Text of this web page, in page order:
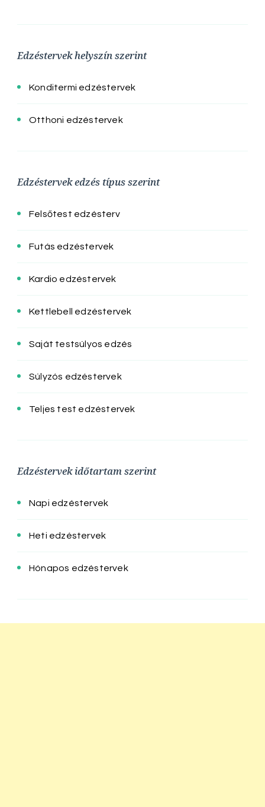
Edzéstervek helyszín szerint
Konditermi edzéstervek
Otthoni edzéstervek
Edzéstervek edzés típus szerint
Felsőtest edzésterv
Futás edzéstervek
Kardio edzéstervek
Kettlebell edzéstervek
Saját testsúlyos edzés
Súlyzós edzéstervek
Teljes test edzéstervek
Edzéstervek időtartam szerint
Napi edzéstervek
Heti edzéstervek
Hónapos edzéstervek